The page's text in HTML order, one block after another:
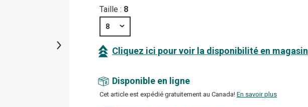
Taille : 8
8
Cliquez ici pour voir la disponibilité en magasin
Disponible en ligne
Cet article est expédié gratuitement au Canada! En savoir plus